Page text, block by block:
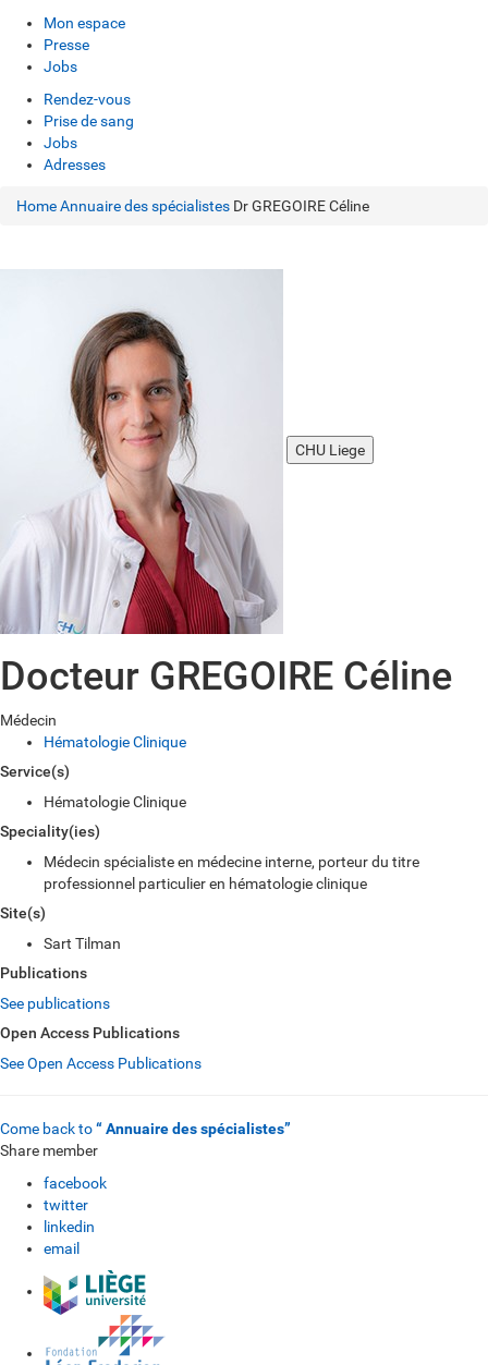
Mon espace
Presse
Jobs
Rendez-vous
Prise de sang
Jobs
Adresses
HomeAnnuaire des spécialistes Dr GREGOIRE Céline
CHU Liege
Docteur GREGOIRE Céline
Médecin
Hématologie Clinique
Service(s)
Hématologie Clinique
Speciality(ies)
Médecin spécialiste en médecine interne, porteur du titre
professionnel particulier en hématologie clinique
Site(s)
Sart Tilman
Publications
See publications
Open Access Publications
See Open Access Publications
Come back to“ Annuaire des spécialistes”
Share member
facebook
twitter
linkedin
email